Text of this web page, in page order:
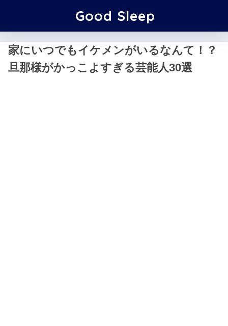
Good Sleep
家にいつでもイケメンがいるなんて！？
旦那様がかっこよすぎる芸能人30選